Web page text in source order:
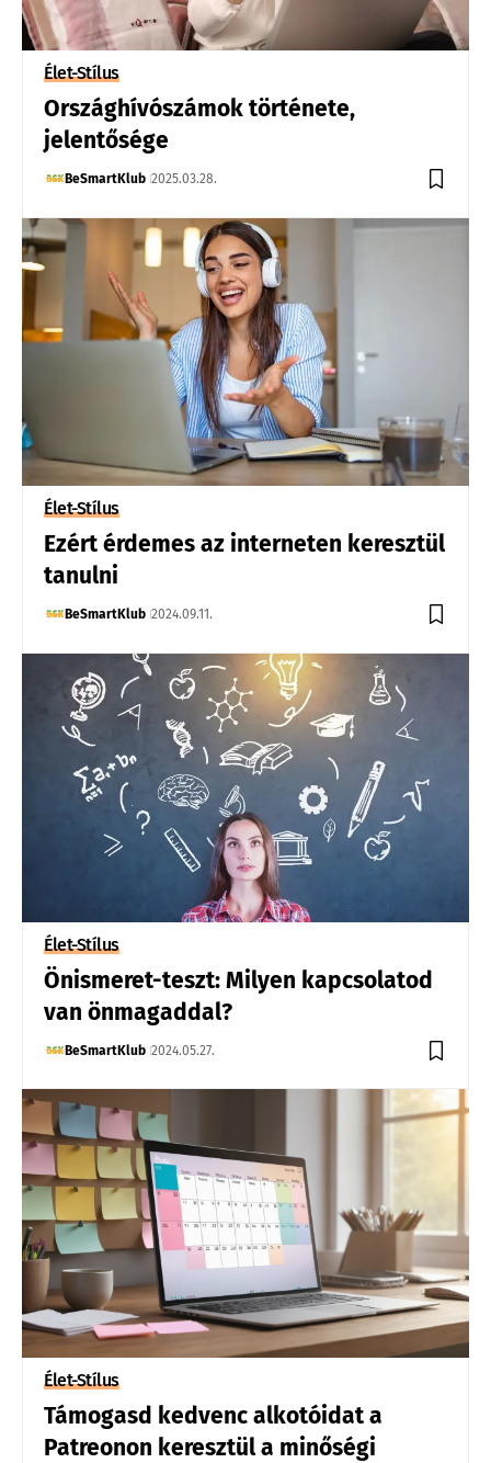
Élet-Stílus
Országhívószámok története,
jelentősége
BeSmartKlub 2025.03.28.
Élet-Stílus
Ezért érdemes az interneten keresztül
tanulni
BeSmartKlub 2024.09.11.
Élet-Stílus
Önismeret-teszt: Milyen kapcsolatod
van önmagaddal?
BeSmartKlub 2024.05.27.
Élet-Stílus
Támogasd kedvenc alkotóidat a
Patreonon keresztül a minőségi